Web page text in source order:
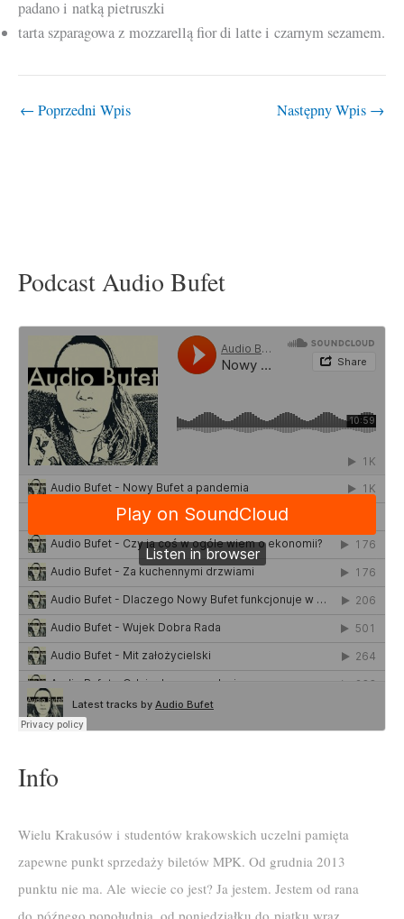
padano i natką pietruszki
tarta szparagowa z mozzarellą fior di latte i czarnym sezamem.
← Poprzedni Wpis Następny Wpis →
Podcast Audio Bufet
Info
Wielu Krakusów i studentów krakowskich uczelni pamięta
zapewne punkt sprzedaży biletów MPK. Od grudnia 2013
punktu nie ma. Ale wiecie co jest? Ja jestem. Jestem od rana
do późnego popołudnia, od poniedziałku do piątku wraz